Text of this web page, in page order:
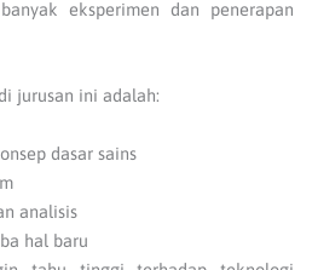
eksperimen dan penerapan
jurusan ini adalah:
dasar sains
analisis
hal baru